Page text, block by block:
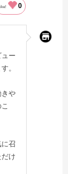
0
ー
。
や
召
け